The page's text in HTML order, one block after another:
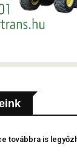
továbbra is